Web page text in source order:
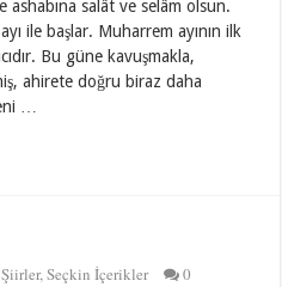
ashabına salât ve selâm olsun.
ile başlar. Muharrem ayının ilk
Bu güne kavuşmakla,
ahirete doğru biraz daha
…
,Seçkin İçerikler 0